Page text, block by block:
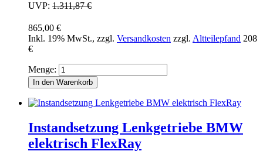
UVP: 1.311,87 €
865,00 €
Inkl. 19% MwSt., zzgl. Versandkosten zzgl. Altteilepfand 208
€
Menge:
In den Warenkorb
Instandsetzung Lenkgetriebe BMW
elektrisch FlexRay